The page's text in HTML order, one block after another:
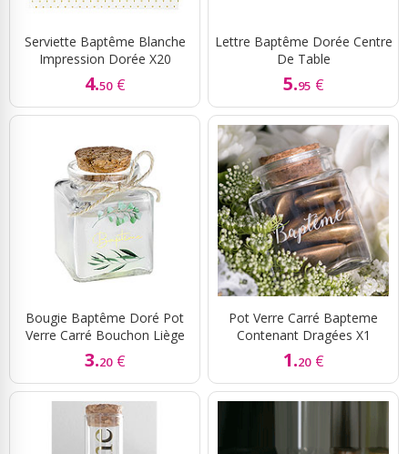
Serviette Baptême Blanche
Impression Dorée X20
4.50 €
Lettre Baptême Dorée Centre
De Table
5.95 €
Bougie Baptême Doré Pot
Verre Carré Bouchon Liège
3.20 €
Pot Verre Carré Bapteme
Contenant Dragées X1
1.20 €